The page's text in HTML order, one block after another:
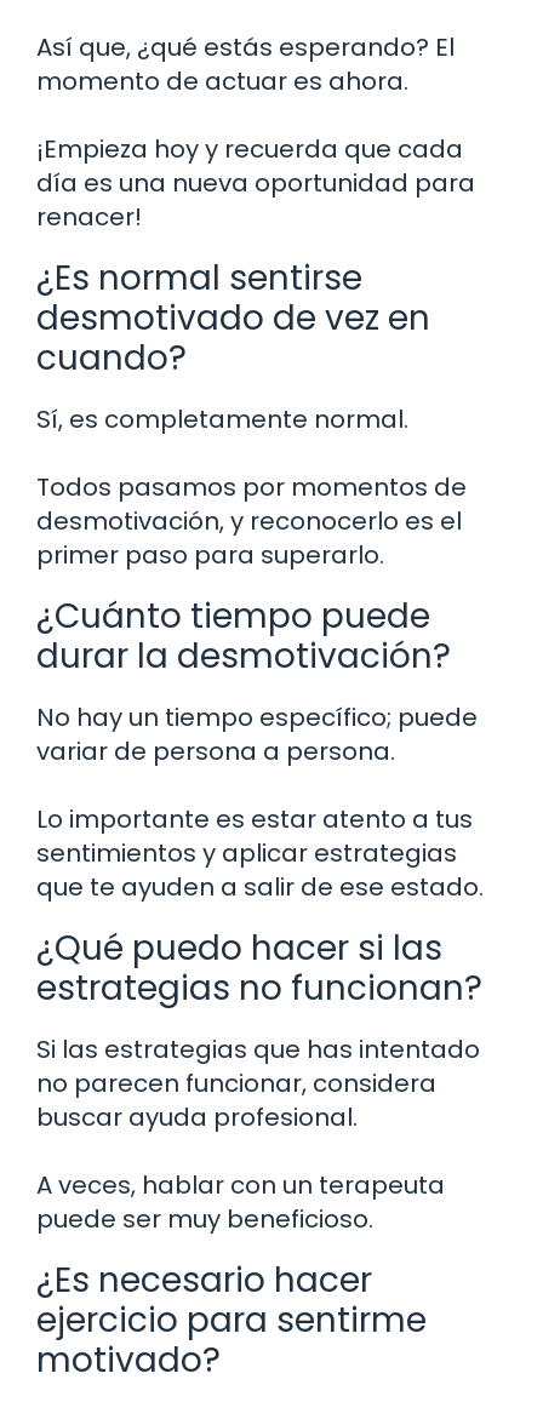
Así que, ¿qué estás esperando? El
momento de actuar es ahora.
¡Empieza hoy y recuerda que cada
día es una nueva oportunidad para
renacer!
¿Es normal sentirse
desmotivado de vez en
cuando?
Sí, es completamente normal.
Todos pasamos por momentos de
desmotivación, y reconocerlo es el
primer paso para superarlo.
¿Cuánto tiempo puede
durar la desmotivación?
No hay un tiempo específico; puede
variar de persona a persona.
Lo importante es estar atento a tus
sentimientos y aplicar estrategias
que te ayuden a salir de ese estado.
¿Qué puedo hacer si las
estrategias no funcionan?
Si las estrategias que has intentado
no parecen funcionar, considera
buscar ayuda profesional.
A veces, hablar con un terapeuta
puede ser muy beneficioso.
¿Es necesario hacer
ejercicio para sentirme
motivado?